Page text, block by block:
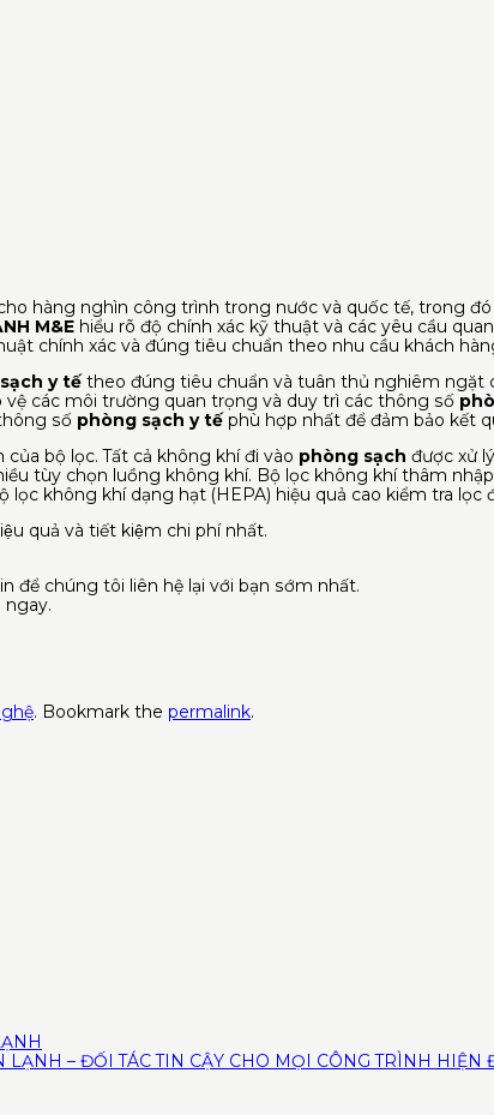
hàng nghìn công trình trong nước và quốc tế, trong
M&E hiểu rõ độ chính xác kỹ thuật và các yêu cầu
chính xác và đúng tiêu chuẩn theo nhu cầu khách
y tế theo đúng tiêu chuẩn và tuân thủ nghiêm ngặt
các môi trường quan trọng và duy trì các thông số
số phòng sạch y tế phù hợp nhất để đảm bảo kết
bộ lọc. Tất cả không khí đi vào phòng sạch được xử
tùy chọn luồng không khí. Bộ lọc không khí thâm
không khí dạng hạt (HEPA) hiệu quả cao kiểm tra lọc
quả và tiết kiệm chi phí nhất.
để chúng tôi liên hệ lại với bạn sớm nhất.
ngay.
. Bookmark the permalink.
– ĐỐI TÁC TIN CẬY CHO MỌI CÔNG TRÌNH HIỆN